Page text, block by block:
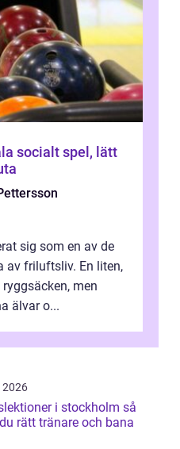
sig som en av de
av friluftsliv. En liten,
men
älvar o...
2026
i stockholm så
rätt tränare och bana